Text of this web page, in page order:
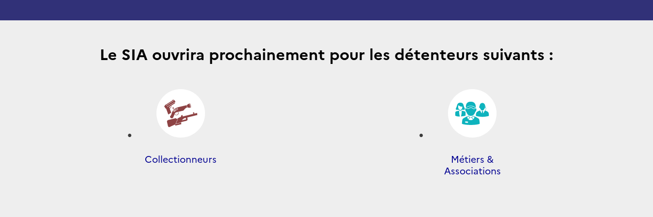
Le SIA ouvrira prochainement pour les détenteurs suivants :
Collectionneurs
Métiers &
Associations